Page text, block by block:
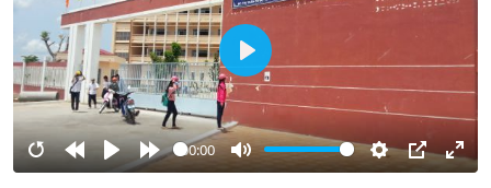
RestartRewind
PlayForward
00:00
Mute Settings
PIP
Play